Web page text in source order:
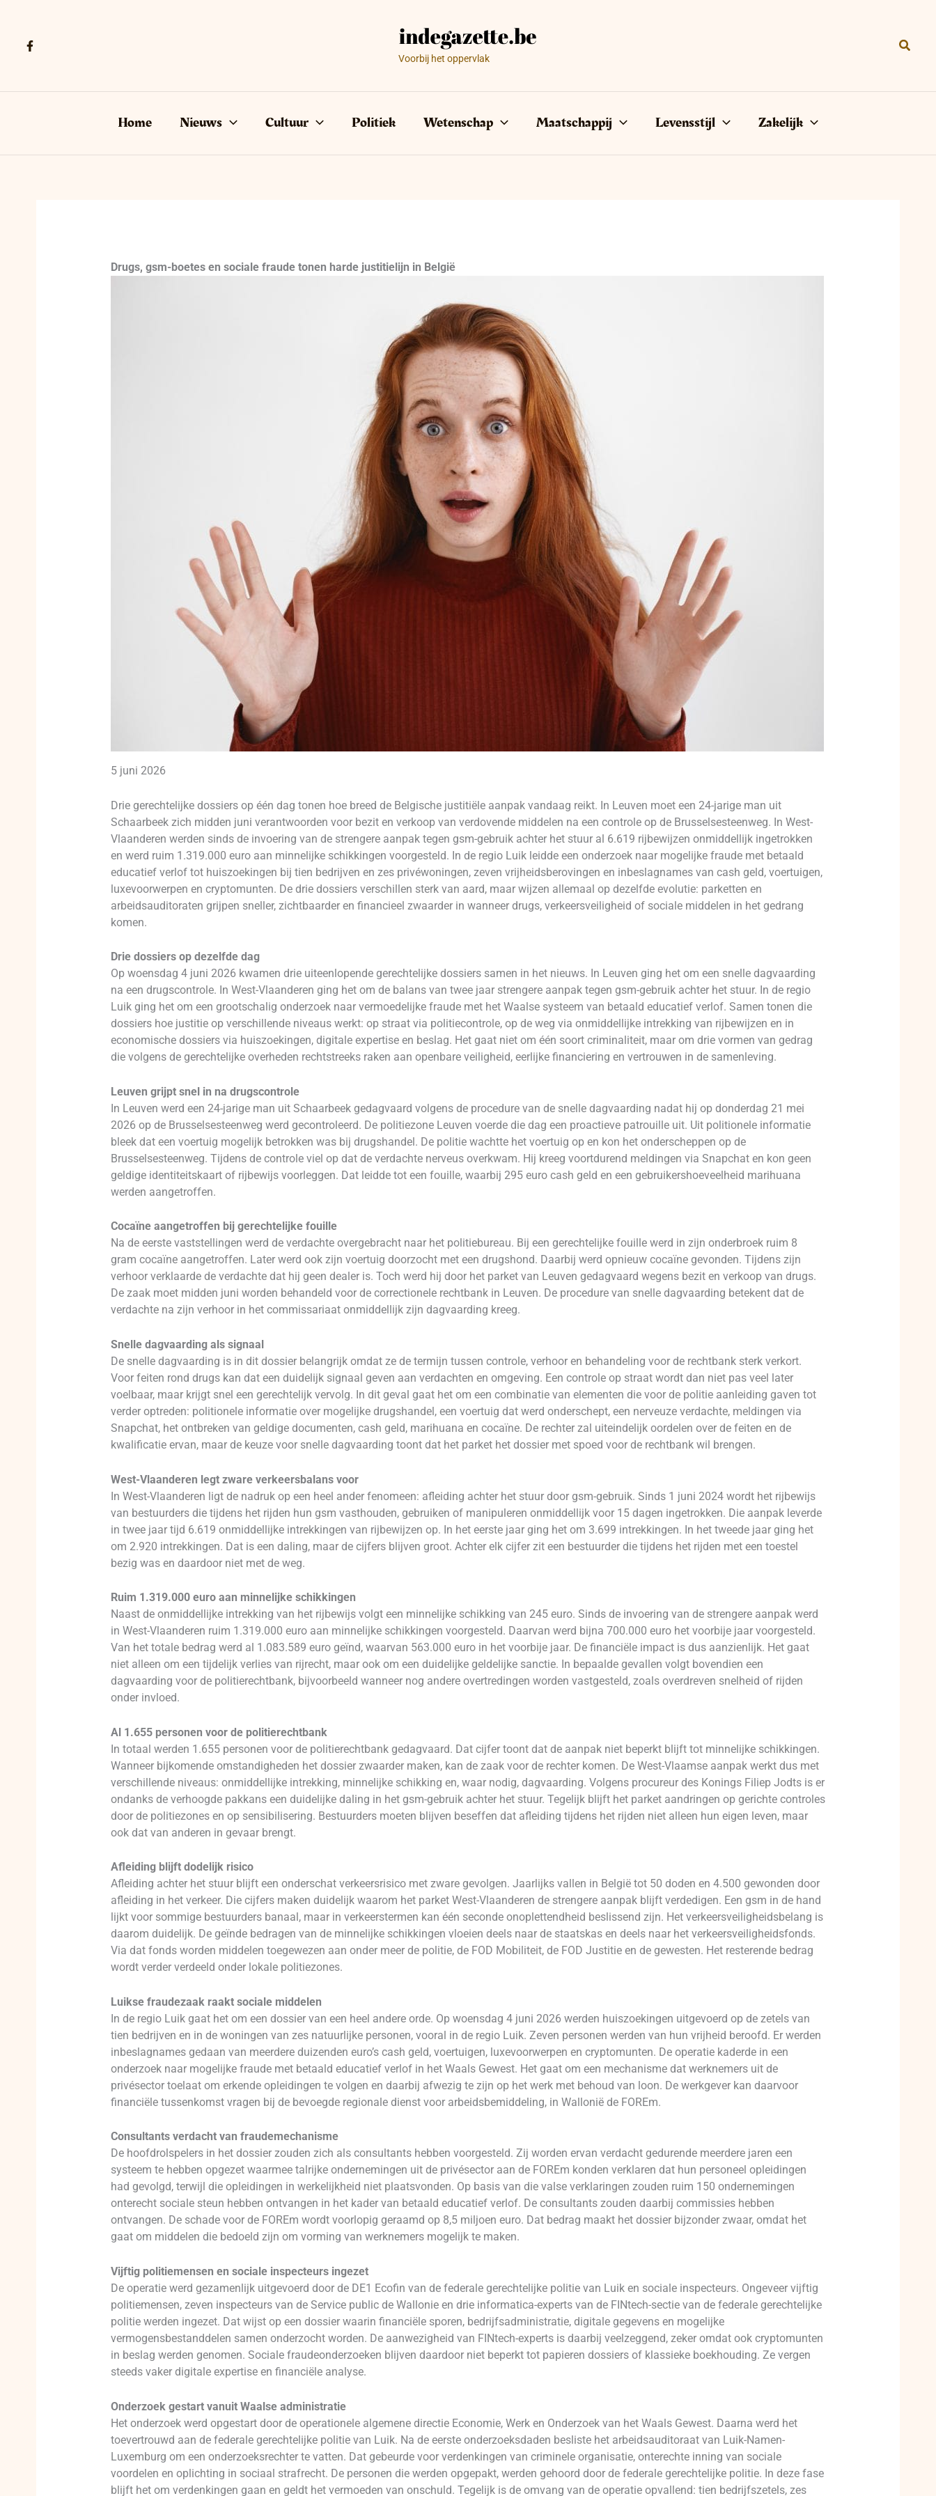
Voorbij het oppervlak
Home Nieuws Cultuur Politiek Wetenschap Maatschappij Levensstijl Zakelijk
Drugs, gsm-boetes en sociale fraude tonen harde justitielijn in België
5 juni 2026
Drie gerechtelijke dossiers op één dag tonen hoe breed de Belgische justitiële aanpak vandaag reikt. In Leuven moet een 24-jarige man uit
Schaarbeek zich midden juni verantwoorden voor bezit en verkoop van verdovende middelen na een controle op de Brusselsesteenweg. In West-
Vlaanderen werden sinds de invoering van de strengere aanpak tegen gsm-gebruik achter het stuur al 6.619 rijbewijzen onmiddellijk ingetrokken
en werd ruim 1.319.000 euro aan minnelijke schikkingen voorgesteld. In de regio Luik leidde een onderzoek naar mogelijke fraude met betaald
educatief verlof tot huiszoekingen bij tien bedrijven en zes privéwoningen, zeven vrijheidsberovingen en inbeslagnames van cash geld, voertuigen,
luxevoorwerpen en cryptomunten. De drie dossiers verschillen sterk van aard, maar wijzen allemaal op dezelfde evolutie: parketten en
arbeidsauditoraten grijpen sneller, zichtbaarder en financieel zwaarder in wanneer drugs, verkeersveiligheid of sociale middelen in het gedrang
komen.
Drie dossiers op dezelfde dag
Op woensdag 4 juni 2026 kwamen drie uiteenlopende gerechtelijke dossiers samen in het nieuws. In Leuven ging het om een snelle dagvaarding
na een drugscontrole. In West-Vlaanderen ging het om de balans van twee jaar strengere aanpak tegen gsm-gebruik achter het stuur. In de regio
Luik ging het om een grootschalig onderzoek naar vermoedelijke fraude met het Waalse systeem van betaald educatief verlof. Samen tonen die
dossiers hoe justitie op verschillende niveaus werkt: op straat via politiecontrole, op de weg via onmiddellijke intrekking van rijbewijzen en in
economische dossiers via huiszoekingen, digitale expertise en beslag. Het gaat niet om één soort criminaliteit, maar om drie vormen van gedrag
die volgens de gerechtelijke overheden rechtstreeks raken aan openbare veiligheid, eerlijke financiering en vertrouwen in de samenleving.
Leuven grijpt snel in na drugscontrole
In Leuven werd een 24-jarige man uit Schaarbeek gedagvaard volgens de procedure van de snelle dagvaarding nadat hij op donderdag 21 mei
2026 op de Brusselsesteenweg werd gecontroleerd. De politiezone Leuven voerde die dag een proactieve patrouille uit. Uit politionele informatie
bleek dat een voertuig mogelijk betrokken was bij drugshandel. De politie wachtte het voertuig op en kon het onderscheppen op de
Brusselsesteenweg. Tijdens de controle viel op dat de verdachte nerveus overkwam. Hij kreeg voortdurend meldingen via Snapchat en kon geen
geldige identiteitskaart of rijbewijs voorleggen. Dat leidde tot een fouille, waarbij 295 euro cash geld en een gebruikershoeveelheid marihuana
werden aangetroffen.
Cocaïne aangetroffen bij gerechtelijke fouille
Na de eerste vaststellingen werd de verdachte overgebracht naar het politiebureau. Bij een gerechtelijke fouille werd in zijn onderbroek ruim 8
gram cocaïne aangetroffen. Later werd ook zijn voertuig doorzocht met een drugshond. Daarbij werd opnieuw cocaïne gevonden. Tijdens zijn
verhoor verklaarde de verdachte dat hij geen dealer is. Toch werd hij door het parket van Leuven gedagvaard wegens bezit en verkoop van drugs.
De zaak moet midden juni worden behandeld voor de correctionele rechtbank in Leuven. De procedure van snelle dagvaarding betekent dat de
verdachte na zijn verhoor in het commissariaat onmiddellijk zijn dagvaarding kreeg.
Snelle dagvaarding als signaal
De snelle dagvaarding is in dit dossier belangrijk omdat ze de termijn tussen controle, verhoor en behandeling voor de rechtbank sterk verkort.
Voor feiten rond drugs kan dat een duidelijk signaal geven aan verdachten en omgeving. Een controle op straat wordt dan niet pas veel later
voelbaar, maar krijgt snel een gerechtelijk vervolg. In dit geval gaat het om een combinatie van elementen die voor de politie aanleiding gaven tot
verder optreden: politionele informatie over mogelijke drugshandel, een voertuig dat werd onderschept, een nerveuze verdachte, meldingen via
Snapchat, het ontbreken van geldige documenten, cash geld, marihuana en cocaïne. De rechter zal uiteindelijk oordelen over de feiten en de
kwalificatie ervan, maar de keuze voor snelle dagvaarding toont dat het parket het dossier met spoed voor de rechtbank wil brengen.
West-Vlaanderen legt zware verkeersbalans voor
In West-Vlaanderen ligt de nadruk op een heel ander fenomeen: afleiding achter het stuur door gsm-gebruik. Sinds 1 juni 2024 wordt het rijbewijs
van bestuurders die tijdens het rijden hun gsm vasthouden, gebruiken of manipuleren onmiddellijk voor 15 dagen ingetrokken. Die aanpak leverde
in twee jaar tijd 6.619 onmiddellijke intrekkingen van rijbewijzen op. In het eerste jaar ging het om 3.699 intrekkingen. In het tweede jaar ging het
om 2.920 intrekkingen. Dat is een daling, maar de cijfers blijven groot. Achter elk cijfer zit een bestuurder die tijdens het rijden met een toestel
bezig was en daardoor niet met de weg.
Ruim 1.319.000 euro aan minnelijke schikkingen
Naast de onmiddellijke intrekking van het rijbewijs volgt een minnelijke schikking van 245 euro. Sinds de invoering van de strengere aanpak werd
in West-Vlaanderen ruim 1.319.000 euro aan minnelijke schikkingen voorgesteld. Daarvan werd bijna 700.000 euro het voorbije jaar voorgesteld.
Van het totale bedrag werd al 1.083.589 euro geïnd, waarvan 563.000 euro in het voorbije jaar. De financiële impact is dus aanzienlijk. Het gaat
niet alleen om een tijdelijk verlies van rijrecht, maar ook om een duidelijke geldelijke sanctie. In bepaalde gevallen volgt bovendien een
dagvaarding voor de politierechtbank, bijvoorbeeld wanneer nog andere overtredingen worden vastgesteld, zoals overdreven snelheid of rijden
onder invloed.
Al 1.655 personen voor de politierechtbank
In totaal werden 1.655 personen voor de politierechtbank gedagvaard. Dat cijfer toont dat de aanpak niet beperkt blijft tot minnelijke schikkingen.
Wanneer bijkomende omstandigheden het dossier zwaarder maken, kan de zaak voor de rechter komen. De West-Vlaamse aanpak werkt dus met
verschillende niveaus: onmiddellijke intrekking, minnelijke schikking en, waar nodig, dagvaarding. Volgens procureur des Konings Filiep Jodts is er
ondanks de verhoogde pakkans een duidelijke daling in het gsm-gebruik achter het stuur. Tegelijk blijft het parket aandringen op gerichte controles
door de politiezones en op sensibilisering. Bestuurders moeten blijven beseffen dat afleiding tijdens het rijden niet alleen hun eigen leven, maar
ook dat van anderen in gevaar brengt.
Afleiding blijft dodelijk risico
Afleiding achter het stuur blijft een onderschat verkeersrisico met zware gevolgen. Jaarlijks vallen in België tot 50 doden en 4.500 gewonden door
afleiding in het verkeer. Die cijfers maken duidelijk waarom het parket West-Vlaanderen de strengere aanpak blijft verdedigen. Een gsm in de hand
lijkt voor sommige bestuurders banaal, maar in verkeerstermen kan één seconde onoplettendheid beslissend zijn. Het verkeersveiligheidsbelang is
daarom duidelijk. De geïnde bedragen van de minnelijke schikkingen vloeien deels naar de staatskas en deels naar het verkeersveiligheidsfonds.
Via dat fonds worden middelen toegewezen aan onder meer de politie, de FOD Mobiliteit, de FOD Justitie en de gewesten. Het resterende bedrag
wordt verder verdeeld onder lokale politiezones.
Luikse fraudezaak raakt sociale middelen
In de regio Luik gaat het om een dossier van een heel andere orde. Op woensdag 4 juni 2026 werden huiszoekingen uitgevoerd op de zetels van
tien bedrijven en in de woningen van zes natuurlijke personen, vooral in de regio Luik. Zeven personen werden van hun vrijheid beroofd. Er werden
inbeslagnames gedaan van meerdere duizenden euro’s cash geld, voertuigen, luxevoorwerpen en cryptomunten. De operatie kaderde in een
onderzoek naar mogelijke fraude met betaald educatief verlof in het Waals Gewest. Het gaat om een mechanisme dat werknemers uit de
privésector toelaat om erkende opleidingen te volgen en daarbij afwezig te zijn op het werk met behoud van loon. De werkgever kan daarvoor
financiële tussenkomst vragen bij de bevoegde regionale dienst voor arbeidsbemiddeling, in Wallonië de FOREm.
Consultants verdacht van fraudemechanisme
De hoofdrolspelers in het dossier zouden zich als consultants hebben voorgesteld. Zij worden ervan verdacht gedurende meerdere jaren een
systeem te hebben opgezet waarmee talrijke ondernemingen uit de privésector aan de FOREm konden verklaren dat hun personeel opleidingen
had gevolgd, terwijl die opleidingen in werkelijkheid niet plaatsvonden. Op basis van die valse verklaringen zouden ruim 150 ondernemingen
onterecht sociale steun hebben ontvangen in het kader van betaald educatief verlof. De consultants zouden daarbij commissies hebben
ontvangen. De schade voor de FOREm wordt voorlopig geraamd op 8,5 miljoen euro. Dat bedrag maakt het dossier bijzonder zwaar, omdat het
gaat om middelen die bedoeld zijn om vorming van werknemers mogelijk te maken.
Vijftig politiemensen en sociale inspecteurs ingezet
De operatie werd gezamenlijk uitgevoerd door de DE1 Ecofin van de federale gerechtelijke politie van Luik en sociale inspecteurs. Ongeveer vijftig
politiemensen, zeven inspecteurs van de Service public de Wallonie en drie informatica-experts van de FINtech-sectie van de federale gerechtelijke
politie werden ingezet. Dat wijst op een dossier waarin financiële sporen, bedrijfsadministratie, digitale gegevens en mogelijke
vermogensbestanddelen samen onderzocht worden. De aanwezigheid van FINtech-experts is daarbij veelzeggend, zeker omdat ook cryptomunten
in beslag werden genomen. Sociale fraudeonderzoeken blijven daardoor niet beperkt tot papieren dossiers of klassieke boekhouding. Ze vergen
steeds vaker digitale expertise en financiële analyse.
Onderzoek gestart vanuit Waalse administratie
Het onderzoek werd opgestart door de operationele algemene directie Economie, Werk en Onderzoek van het Waals Gewest. Daarna werd het
toevertrouwd aan de federale gerechtelijke politie van Luik. Na de eerste onderzoeksdaden besliste het arbeidsauditoraat van Luik-Namen-
Luxemburg om een onderzoeksrechter te vatten. Dat gebeurde voor verdenkingen van criminele organisatie, onterechte inning van sociale
voordelen en oplichting in sociaal strafrecht. De personen die werden opgepakt, werden gehoord door de federale gerechtelijke politie. In deze fase
blijft het om verdenkingen gaan en geldt het vermoeden van onschuld. Tegelijk is de omvang van de operatie opvallend: tien bedrijfszetels, zes